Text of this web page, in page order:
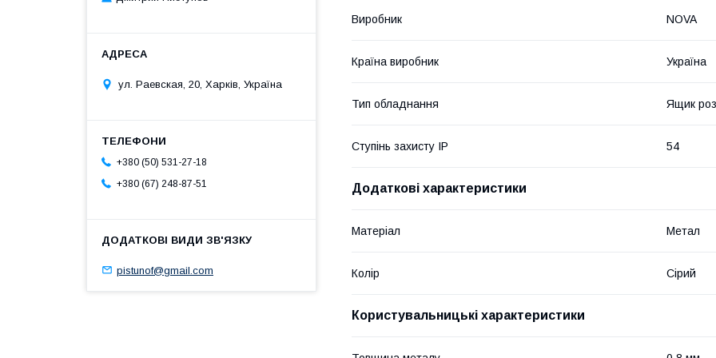
Виробник NOVA
Країна виробник Україна
Тип обладнання Ящик
Ступінь захисту IP 54
Додаткові характеристики
Матеріал Метал
Колір Сірий
Користувальницькі характеристики
ул. Раевская, 20, Харків, Україна
+380 (50) 531-27-18
+380 (67) 248-87-51
pistunof@gmail.com